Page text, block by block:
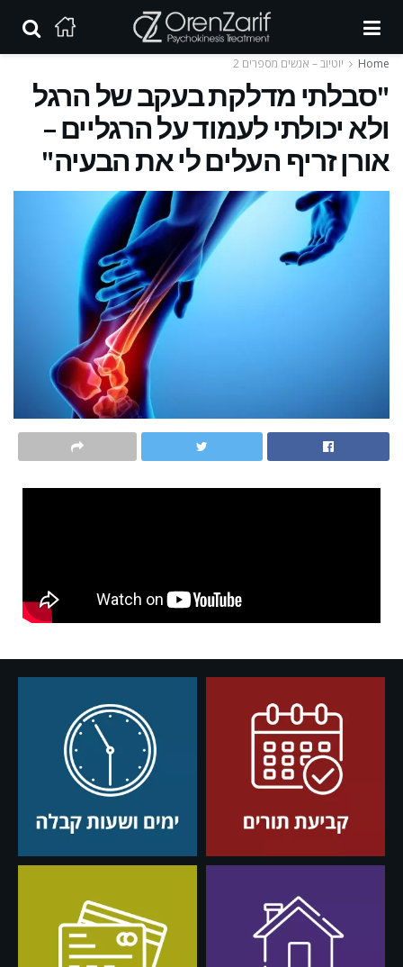
Home יוטיוב – אנשים מספרים 2
"סבלתי מדלקת בעקב של הרגל
ולא יכולתי לעמוד על הרגליים –
אורן זריף העלים לי את הבעיה"